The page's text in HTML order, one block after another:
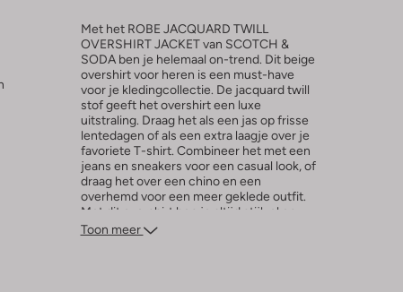
Met het ROBE JACQUARD TWILL
OVERSHIRT JACKET van SCOTCH &
SODA ben je helemaal on-trend. Dit beige
overshirt voor heren is een must-have
voor je kledingcollectie. De jacquard twill
stof geeft het overshirt een luxe
uitstraling. Draag het als een jas op frisse
lentedagen of als een extra laagje over je
favoriete T-shirt. Combineer het met een
jeans en sneakers voor een casual look, of
draag het over een chino en een
overhemd voor een meer geklede outfit.
Met dit overshirt ben je altijd stijlvol en
comfortabel gekleed.
Toon meer